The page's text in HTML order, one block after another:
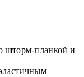
шторм-планкой и